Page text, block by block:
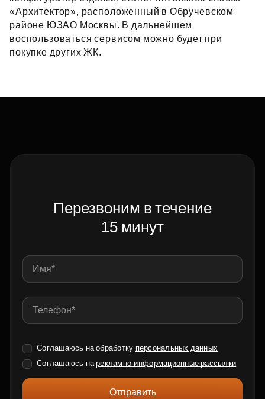
«Архитектор», расположенный в Обручевском
районе ЮЗАО Москвы. В дальнейшем
воспользоваться сервисом можно будет при
покупке других ЖК.
Перезвоним в течение
15 минут
Соглашаюсь на обработку персональных данных
Соглашаюсь нарекламно-информационные рассылки
Отправить